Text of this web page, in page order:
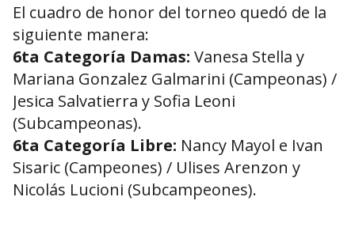
El cuadro de honor del torneo quedó de la
siguiente manera:
6ta Categoría Damas: Vanesa Stella y
Mariana Gonzalez Galmarini (Campeonas) /
Jesica Salvatierra y Sofia Leoni
(Subcampeonas).
6ta Categoría Libre: Nancy Mayol e Ivan
Sisaric (Campeones) / Ulises Arenzon y
Nicolás Lucioni (Subcampeones).